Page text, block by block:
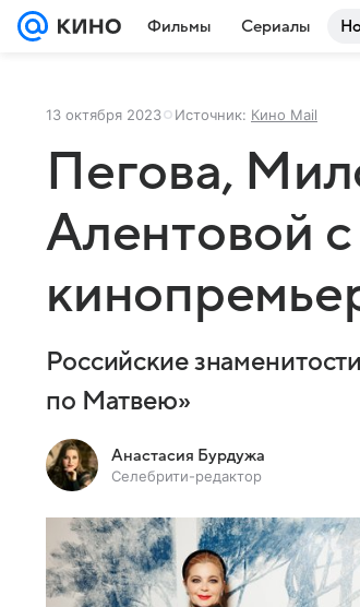
Фильмы Сериалы
13 октября 2023 Источник: Кино Mail
Пегова,
Алентовой
Российские
по Матвею»
Анастасия Бурдужа
Селебрити-редактор